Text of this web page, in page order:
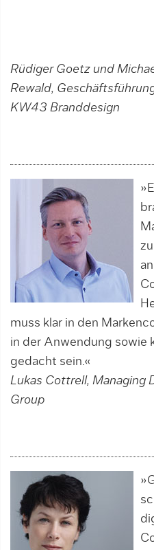
Rüdiger Goetz und
Rewald,
KW43 Branddesign
muss klar in den
in der Anwendung sowie
gedacht sein.«
Lukas Cottrell, Managing
Group